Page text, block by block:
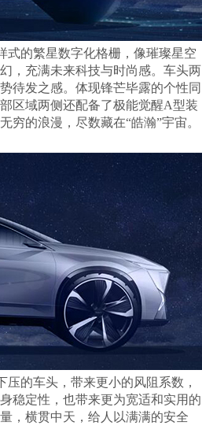
式的繁星数字化格栅，像璀璨星空
，充满未来科技与时尚感。车头两
待发之感。体现锋芒毕露的个性同
区域两侧还配备了极能觉醒A型装
穷的浪漫，尽数藏在“皓瀚”宇宙。
的车头，带来更小的风阻系数，
稳定性，也带来更为宽适和实用的
，横贯中天，给人以满满的安全